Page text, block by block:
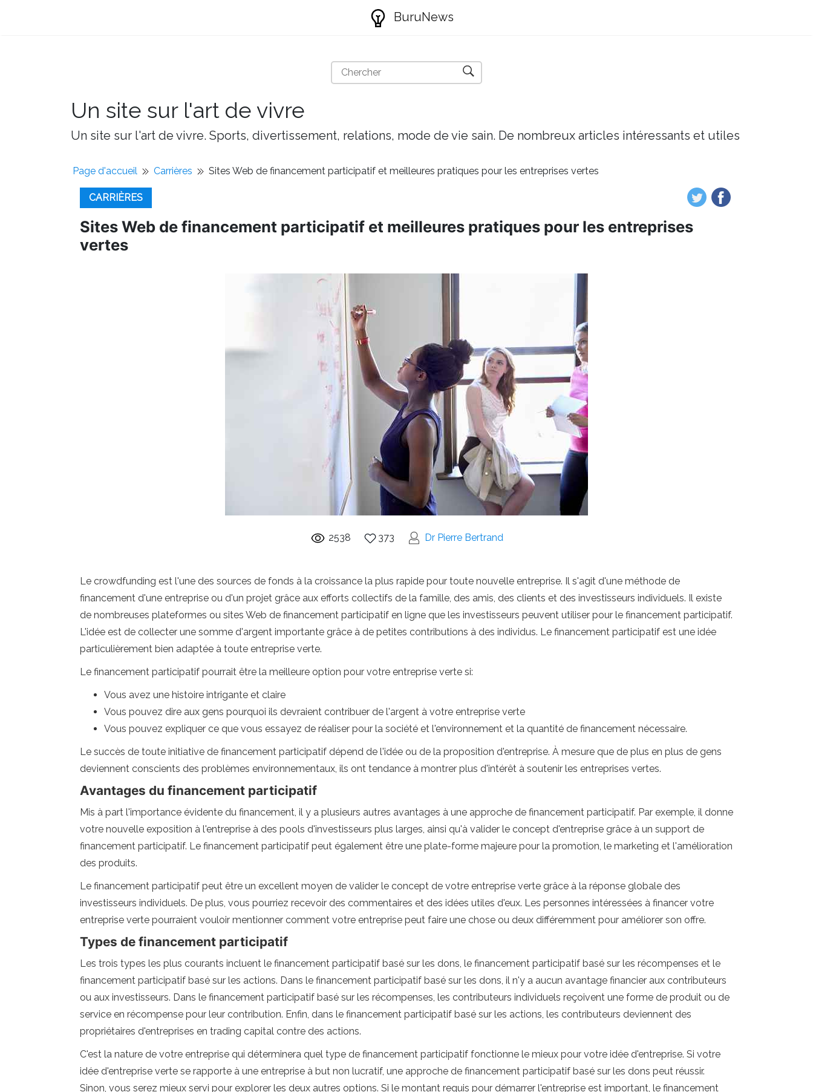
BuruNews
Un site sur l'art de vivre
Un site sur l'art de vivre. Sports, divertissement, relations, mode de vie sain. De nombreux articles intéressants et utiles
Page d'accueil Carrières Sites Web de financement participatif et meilleures pratiques pour les entreprises vertes
CARRIÈRES
Sites Web de financement participatif et meilleures pratiques pour les entreprises
vertes
2538 373 Dr Pierre Bertrand
Le crowdfunding est l'une des sources de fonds à la croissance la plus rapide pour toute nouvelle entreprise. Il s'agit d'une méthode de
financement d'une entreprise ou d'un projet grâce aux efforts collectifs de la famille, des amis, des clients et des investisseurs individuels. Il existe
de nombreuses plateformes ou sites Web de financement participatif en ligne que les investisseurs peuvent utiliser pour le financement participatif.
L'idée est de collecter une somme d'argent importante grâce à de petites contributions à des individus. Le financement participatif est une idée
particulièrement bien adaptée à toute entreprise verte.
Le financement participatif pourrait être la meilleure option pour votre entreprise verte si:
Vous avez une histoire intrigante et claire
Vous pouvez dire aux gens pourquoi ils devraient contribuer de l'argent à votre entreprise verte
Vous pouvez expliquer ce que vous essayez de réaliser pour la société et l'environnement et la quantité de financement nécessaire.
Le succès de toute initiative de financement participatif dépend de l'idée ou de la proposition d'entreprise. À mesure que de plus en plus de gens
deviennent conscients des problèmes environnementaux, ils ont tendance à montrer plus d'intérêt à soutenir les entreprises vertes.
Avantages du financement participatif
Mis à part l'importance évidente du financement, il y a plusieurs autres avantages à une approche de financement participatif. Par exemple, il donne
votre nouvelle exposition à l'entreprise à des pools d'investisseurs plus larges, ainsi qu'à valider le concept d'entreprise grâce à un support de
financement participatif. Le financement participatif peut également être une plate-forme majeure pour la promotion, le marketing et l'amélioration
des produits.
Le financement participatif peut être un excellent moyen de valider le concept de votre entreprise verte grâce à la réponse globale des
investisseurs individuels. De plus, vous pourriez recevoir des commentaires et des idées utiles d'eux. Les personnes intéressées à financer votre
entreprise verte pourraient vouloir mentionner comment votre entreprise peut faire une chose ou deux différemment pour améliorer son offre.
Types de financement participatif
Les trois types les plus courants incluent le financement participatif basé sur les dons, le financement participatif basé sur les récompenses et le
financement participatif basé sur les actions. Dans le financement participatif basé sur les dons, il n'y a aucun avantage financier aux contributeurs
ou aux investisseurs. Dans le financement participatif basé sur les récompenses, les contributeurs individuels reçoivent une forme de produit ou de
service en récompense pour leur contribution. Enfin, dans le financement participatif basé sur les actions, les contributeurs deviennent des
propriétaires d'entreprises en trading capital contre des actions.
C'est la nature de votre entreprise qui déterminera quel type de financement participatif fonctionne le mieux pour votre idée d'entreprise. Si votre
idée d'entreprise verte se rapporte à une entreprise à but non lucratif, une approche de financement participatif basé sur les dons peut réussir.
Sinon, vous serez mieux servi pour explorer les deux autres options. Si le montant requis pour démarrer l'entreprise est important, le financement